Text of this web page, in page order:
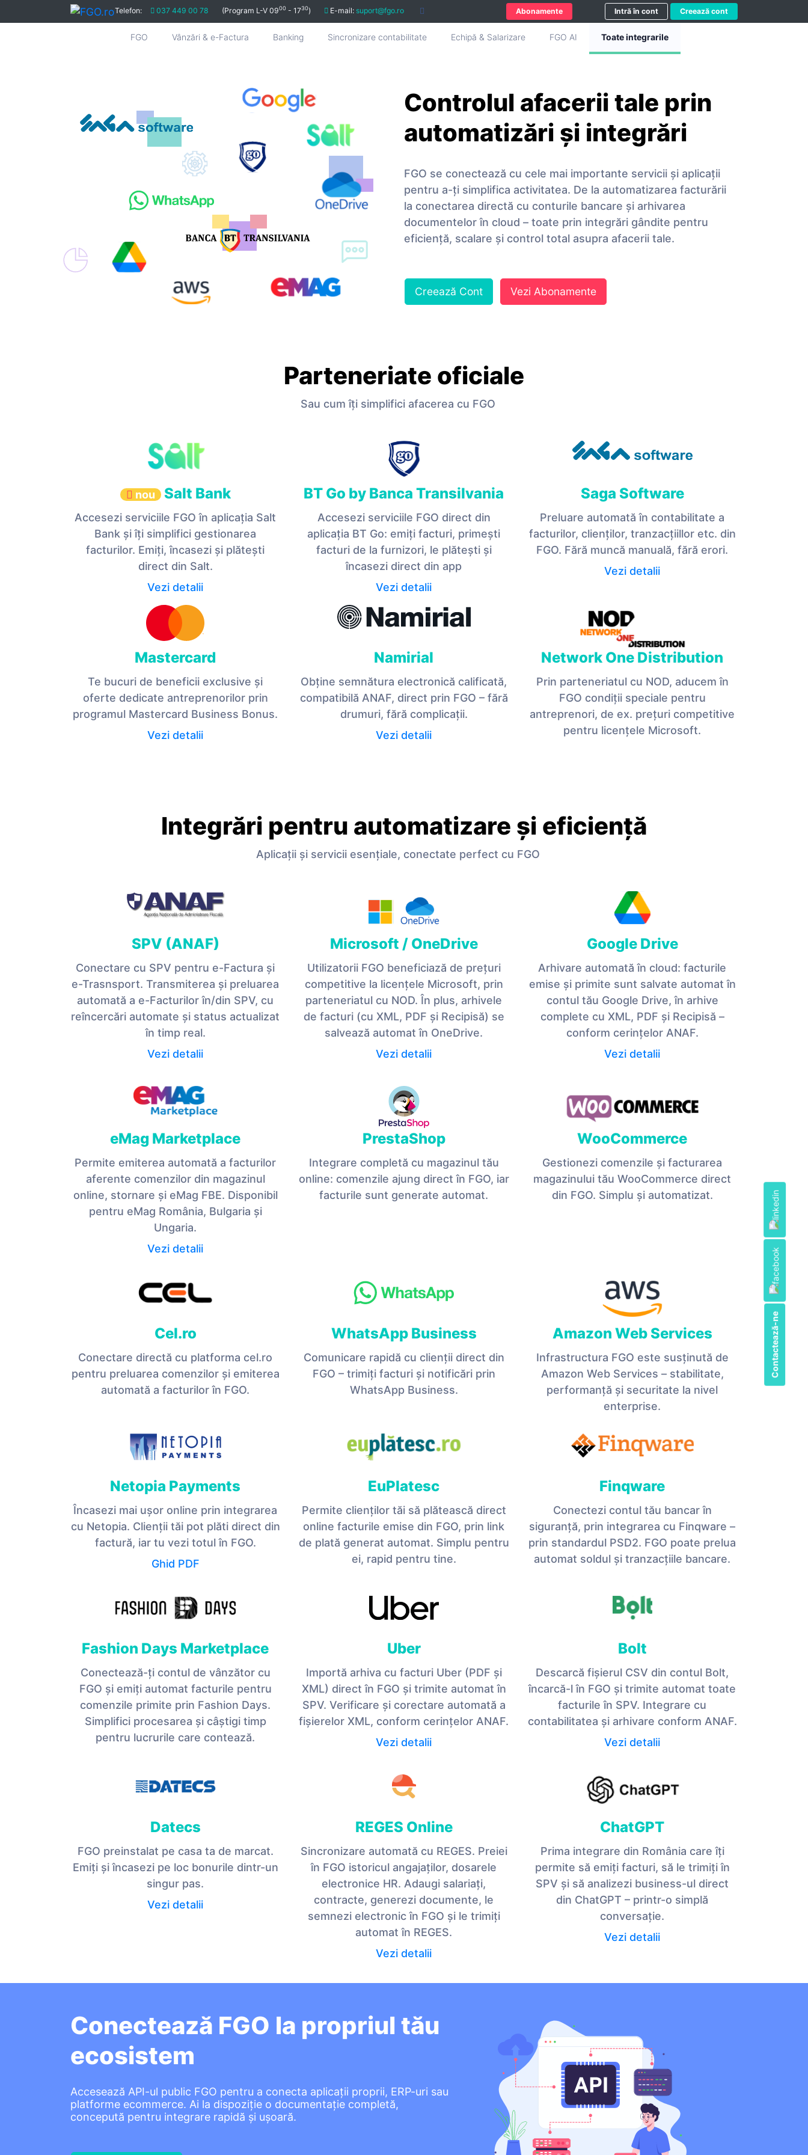
Telefon: 037 449 00 78 (Program L-V 0900 - 1730) E-mail: suport@fgo.ro Abonamente Intră în cont Creează cont
FGO Vânzări & e-Factura Banking Sincronizare contabilitate Echipă & Salarizare FGO AI Toate integrarile
Controlul afacerii tale prin
automatizări și integrări
FGO se conectează cu cele mai importante servicii și aplicații
pentru a-ți simplifica activitatea. De la automatizarea facturării
la conectarea directă cu conturile bancare și arhivarea
documentelor în cloud – toate prin integrări gândite pentru
eficiență, scalare și control total asupra afacerii tale.
Creează Cont Vezi Abonamente
Parteneriate oficiale
Sau cum îți simplifici afacerea cu FGO
nou Salt Bank
Accesezi serviciile FGO în aplicația Salt
Bank și îți simplifici gestionarea
facturilor. Emiți, încasezi și plătești
direct din Salt.
Vezi detalii
BT Go by Banca Transilvania
Accesezi serviciile FGO direct din
aplicația BT Go: emiți facturi, primești
facturi de la furnizori, le plătești și
încasezi direct din app
Vezi detalii
Saga Software
Preluare automată în contabilitate a
facturilor, clienților, tranzacțiillor etc. din
FGO. Fără muncă manuală, fără erori.
Vezi detalii
Mastercard
Te bucuri de beneficii exclusive și
oferte dedicate antreprenorilor prin
programul Mastercard Business Bonus.
Vezi detalii
Namirial
Obține semnătura electronică calificată,
compatibilă ANAF, direct prin FGO – fără
drumuri, fără complicații.
Vezi detalii
Network One Distribution
Prin parteneriatul cu NOD, aducem în
FGO condiții speciale pentru
antreprenori, de ex. prețuri competitive
pentru licențele Microsoft.
Integrări pentru automatizare și eficiență
Aplicații și servicii esențiale, conectate perfect cu FGO
SPV (ANAF)
Conectare cu SPV pentru e-Factura și
e-Trasnsport. Transmiterea și preluarea
automată a e-Facturilor în/din SPV, cu
reîncercări automate și status actualizat
în timp real.
Vezi detalii
Microsoft / OneDrive
Utilizatorii FGO beneficiază de prețuri
competitive la licențele Microsoft, prin
parteneriatul cu NOD. În plus, arhivele
de facturi (cu XML, PDF și Recipisă) se
salvează automat în OneDrive.
Vezi detalii
Google Drive
Arhivare automată în cloud: facturile
emise și primite sunt salvate automat în
contul tău Google Drive, în arhive
complete cu XML, PDF și Recipisă –
conform cerințelor ANAF.
Vezi detalii
eMag Marketplace
Permite emiterea automată a facturilor
aferente comenzilor din magazinul
online, stornare și eMag FBE. Disponibil
pentru eMag România, Bulgaria și
Ungaria.
Vezi detalii
PrestaShop
Integrare completă cu magazinul tău
online: comenzile ajung direct în FGO, iar
facturile sunt generate automat.
WooCommerce
Gestionezi comenzile și facturarea
magazinului tău WooCommerce direct
din FGO. Simplu și automatizat.
Cel.ro
Conectare directă cu platforma cel.ro
pentru preluarea comenzilor și emiterea
automată a facturilor în FGO.
WhatsApp Business
Comunicare rapidă cu clienții direct din
FGO – trimiți facturi și notificări prin
WhatsApp Business.
Amazon Web Services
Infrastructura FGO este susținută de
Amazon Web Services – stabilitate,
performanță și securitate la nivel
enterprise.
Netopia Payments
Încasezi mai ușor online prin integrarea
cu Netopia. Clienții tăi pot plăti direct din
factură, iar tu vezi totul în FGO.
Ghid PDF
EuPlatesc
Permite clienților tăi să plătească direct
online facturile emise din FGO, prin link
de plată generat automat. Simplu pentru
ei, rapid pentru tine.
Finqware
Conectezi contul tău bancar în
siguranță, prin integrarea cu Finqware –
prin standardul PSD2. FGO poate prelua
automat soldul și tranzacțiile bancare.
Fashion Days Marketplace
Conectează-ți contul de vânzător cu
FGO și emiți automat facturile pentru
comenzile primite prin Fashion Days.
Simplifici procesarea și câștigi timp
pentru lucrurile care contează.
Uber
Importă arhiva cu facturi Uber (PDF și
XML) direct în FGO și trimite automat în
SPV. Verificare și corectare automată a
fișierelor XML, conform cerințelor ANAF.
Vezi detalii
Bolt
Descarcă fișierul CSV din contul Bolt,
încarcă-l în FGO și trimite automat toate
facturile în SPV. Integrare cu
contabilitatea și arhivare conform ANAF.
Vezi detalii
Datecs
FGO preinstalat pe casa ta de marcat.
Emiți și încasezi pe loc bonurile dintr-un
singur pas.
Vezi detalii
REGES Online
Sincronizare automată cu REGES. Preiei
în FGO istoricul angajaților, dosarele
electronice HR. Adaugi salariați,
contracte, generezi documente, le
semnezi electronic în FGO și le trimiți
automat în REGES.
Vezi detalii
ChatGPT
Prima integrare din România care îți
permite să emiți facturi, să le trimiți în
SPV și să analizezi business-ul direct
din ChatGPT – printr-o simplă
conversație.
Vezi detalii
Conectează FGO la propriul tău
ecosistem
Accesează API-ul public FGO pentru a conecta aplicații proprii, ERP-uri sau
platforme ecommerce. Ai la dispoziție o documentație completă,
concepută pentru integrare rapidă și ușoară.
Contactează-ne